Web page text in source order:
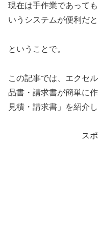
現在は手作業であって
いうシステムが便利だと
ということで。
この記事では、エクセ
品書・請求書が簡単に
見積・請求書」を紹介
ス